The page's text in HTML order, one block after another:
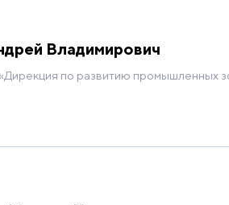
Владимирович
по развитию промышленных